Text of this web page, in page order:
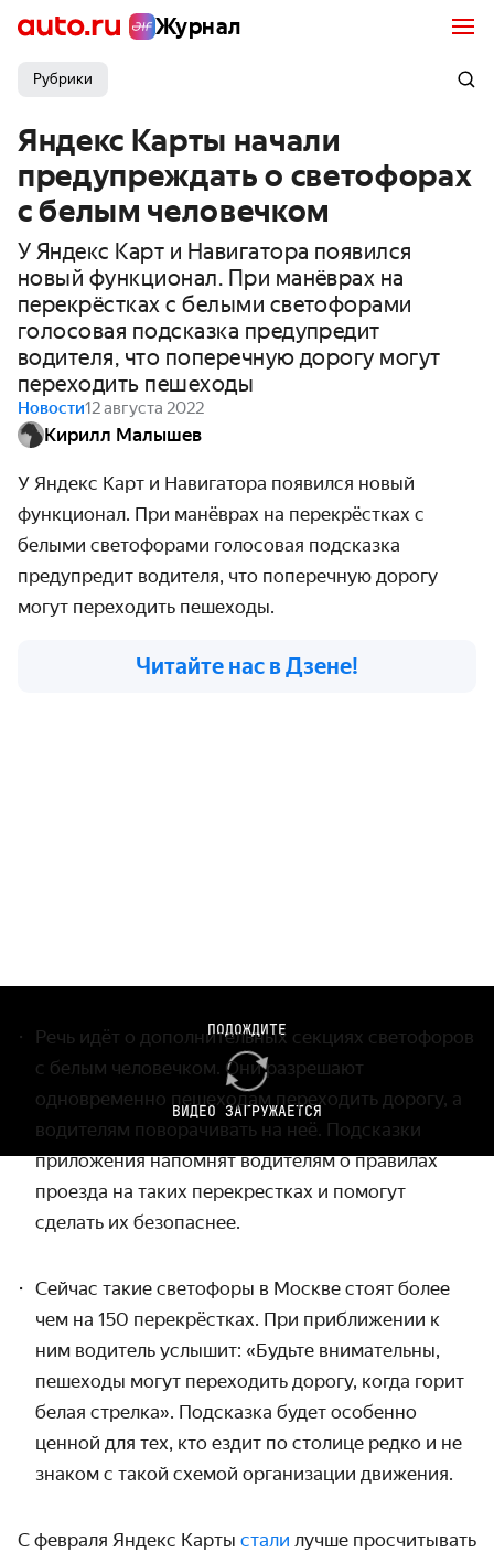
Журнал
Рубрики
Яндекс Карты начали
предупреждать о светофорах
с белым человечком
У Яндекс Карт и Навигатора появился
новый функционал. При манёврах на
перекрёстках с белыми светофорами
голосовая подсказка предупредит
водителя, что поперечную дорогу могут
переходить пешеходы
Новости12 августа 2022
Кирилл Малышев
У Яндекс Карт и Навигатора появился новый
функционал. При манёврах на перекрёстках с
белыми светофорами голосовая подсказка
предупредит водителя, что поперечную дорогу
могут переходить пешеходы.
Читайте нас в Дзене!
ПОДОЖДИТЕ
ВИДЕО ЗАГРУЖАЕТСЯ
Речь идёт о дополнительных секциях светофоров
с белым человечком. Они разрешают
одновременно пешеходам переходить дорогу, а
водителям поворачивать на неё. Подсказки
приложения напомнят водителям о правилах
проезда на таких перекрестках и помогут
сделать их безопаснее.
Сейчас такие светофоры в Москве стоят более
чем на 150 перекрёстках. При приближении к
ним водитель услышит: «Будьте внимательны,
пешеходы могут переходить дорогу, когда горит
белая стрелка». Подсказка будет особенно
ценной для тех, кто ездит по столице редко и не
знаком с такой схемой организации движения.
С февраля Яндекс Карты стали лучше просчитывать